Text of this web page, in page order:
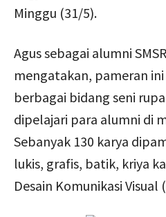
Minggu (31/5).
Agus sebagai alumni
mengatakan, pameran
berbagai bidang seni
dipelajari para alumni di
Sebanyak 130 karya
lukis, grafis, batik, kriya
Desain Komunikasi Visual